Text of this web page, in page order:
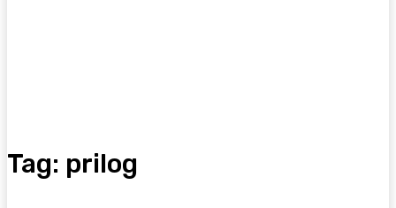
Tag: prilog